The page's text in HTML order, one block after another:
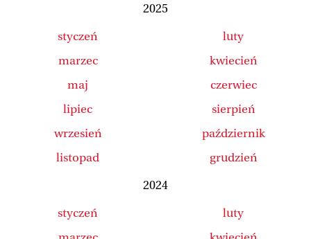
2025
styczeń
luty
marzec
kwiecień
maj
czerwiec
lipiec
sierpień
wrzesień
październik
listopad
grudzień
2024
styczeń
luty